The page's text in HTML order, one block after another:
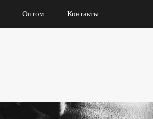
Оптом Контакты